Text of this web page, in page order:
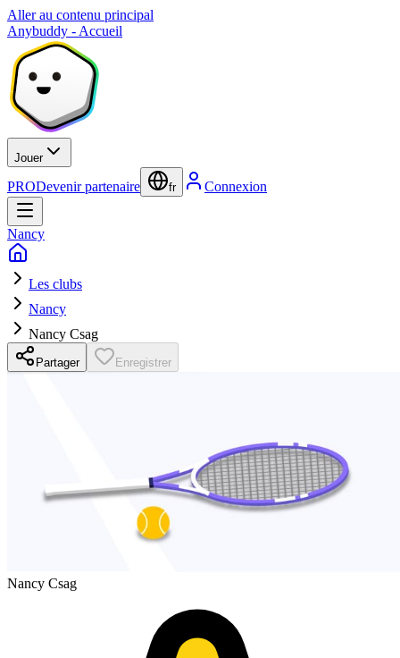
Aller au contenu principal
Anybuddy - Accueil
Jouer
PRODevenir partenaire fr Connexion
Nancy
Les clubs
Nancy
Nancy Csag
Partager Enregistrer
Nancy Csag